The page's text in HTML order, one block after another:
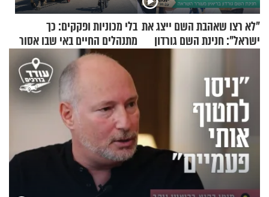
"לא רצו שאהבת השם ייצג את
ישראל": חנינת השם גורדון
בלי מכוניות ופקקים: כך
מתנהלים החיים באי שבו אסור
לנהוג כבר יותר מ-120 שנה